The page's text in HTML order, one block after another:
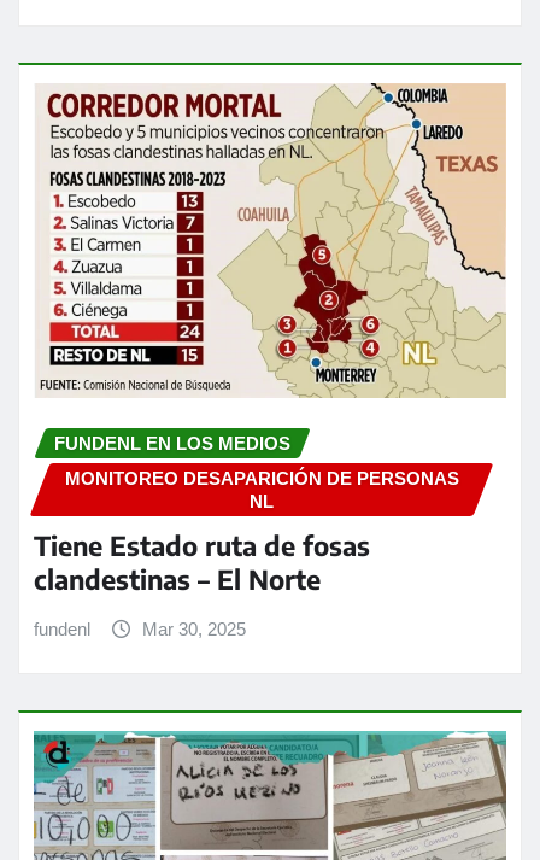
FUNDENL EN LOS MEDIOS
MONITOREO DESAPARICIÓN DE PERSONAS
NL
Tiene Estado ruta de fosas
clandestinas – El Norte
fundenl Mar 30, 2025